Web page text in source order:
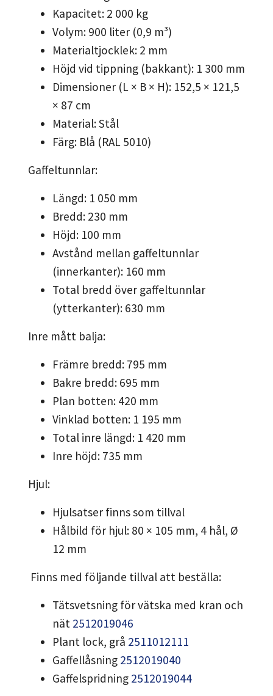
Kapacitet: 2 000 kg
Volym: 900 liter (0,9 m³)
Materialtjocklek: 2 mm
Höjd vid tippning (bakkant): 1 300 mm
Dimensioner (L × B × H): 152,5 × 121,5
× 87 cm
Material: Stål
Färg: Blå (RAL 5010)
Gaffeltunnlar:
Längd: 1 050 mm
Bredd: 230 mm
Höjd: 100 mm
Avstånd mellan gaffeltunnlar
(innerkanter): 160 mm
Total bredd över gaffeltunnlar
(ytterkanter): 630 mm
Inre mått balja:
Främre bredd: 795 mm
Bakre bredd: 695 mm
Plan botten: 420 mm
Vinklad botten: 1 195 mm
Total inre längd: 1 420 mm
Inre höjd: 735 mm
Hjul:
Hjulsatser finns som tillval
Hålbild för hjul: 80 × 105 mm, 4 hål, Ø
12 mm
Finns med följande tillval att beställa:
Tätsvetsning för vätska med kran och
nät 2512019046
Plant lock, grå 2511012111
Gaffellåsning 2512019040
Gaffelspridning 2512019044